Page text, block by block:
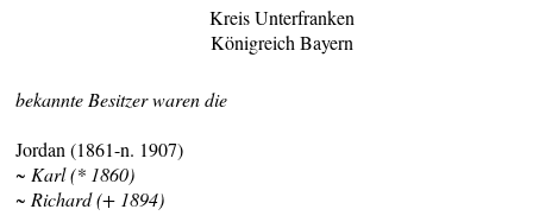
Kreis Unterfranken
Königreich Bayern
bekannte Besitzer waren die
Jordan (1861-n. 1907)
~ Karl (* 1860)
~ Richard (+ 1894)